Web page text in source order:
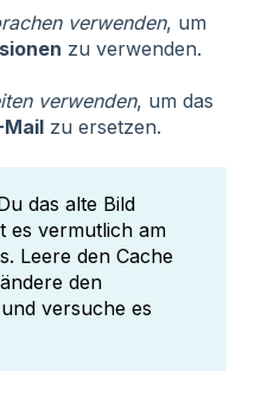
verwenden, um
zu verwenden.
verwenden, um das
Mail zu ersetzen.
das alte Bild
es vermutlich am
Leere den Cache
den
versuche es